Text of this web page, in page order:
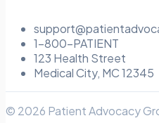
1-800-PATIENT
123 Health Street
Medical City, MC 12345
© 2026 Patient Advocacy